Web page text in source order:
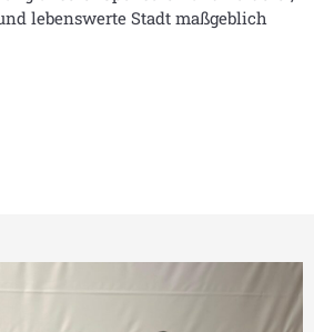
lebenswerte Stadt maßgeblich